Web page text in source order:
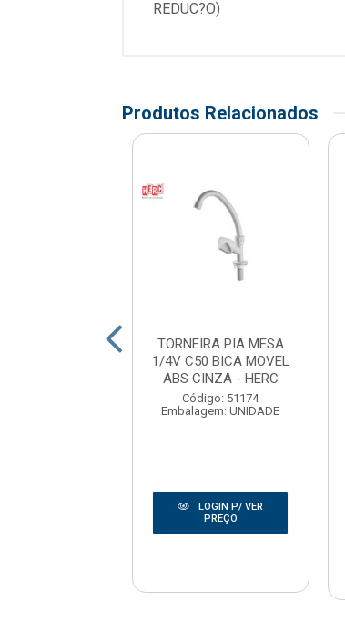
REDUC?O)
Produtos Relacionados
TORNEIRA PIA MESA
1/4V C50 BICA MOVEL
ABS CINZA - HERC
Código: 51174
Embalagem: UNIDADE
LOGIN P/ VER
PREÇO